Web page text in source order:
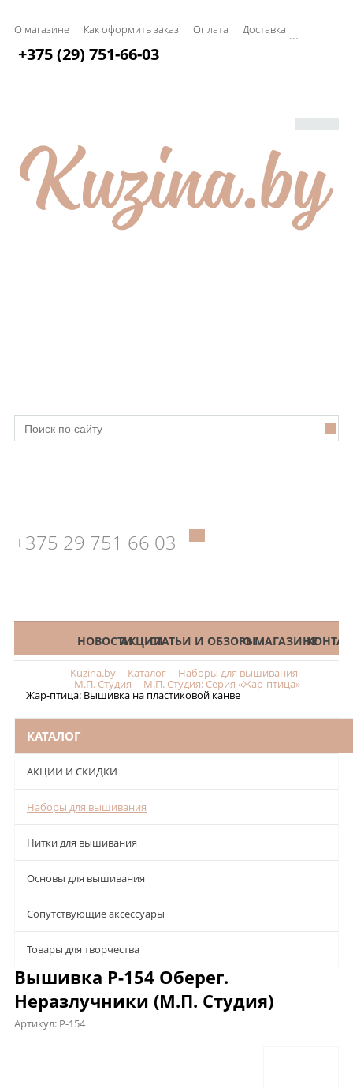
О магазине Как оформить заказ Оплата Доставка ...
+375 (29) 751-66-03
+375 29 751 66 03
КАТАЛОГНОВОСТИАКЦИИСТАТЬИ И ОБЗОРЫО МАГАЗИНЕ
Kuzina.by Каталог Наборы для вышивания
М.П. Студия М.П. Студия: Серия «Жар-птица»
Жар-птица: Вышивка на пластиковой канве
КАТАЛОГ
АКЦИИ И СКИДКИ
Наборы для вышивания
Нитки для вышивания
Основы для вышивания
Сопутствующие аксессуары
Товары для творчества
Вышивка Р-154 Оберег.
Неразлучники (М.П. Студия)
Артикул: Р-154